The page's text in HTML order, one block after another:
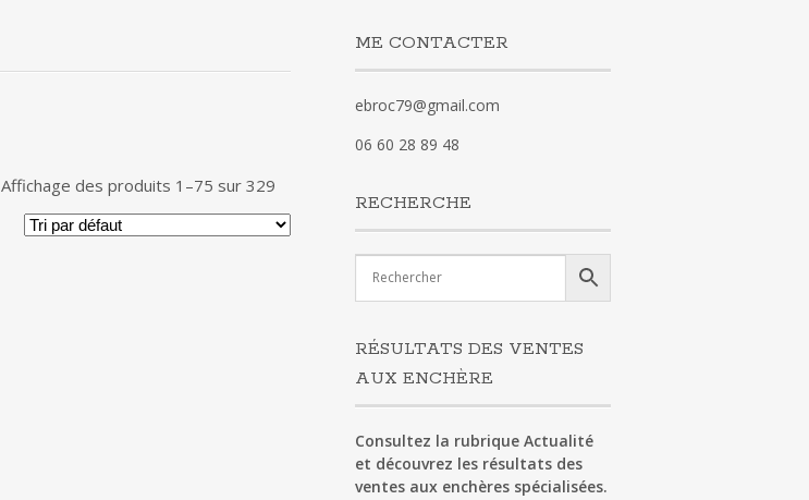
Affichage des produits 1–75 sur 329
ME CONTACTER
ebroc79@gmail.com
06 60 28 89 48
RECHERCHE
RÉSULTATS DES VENTES
AUX ENCHÈRE
Consultez la rubrique Actualité
et découvrez les résultats des
ventes aux enchères spécialisées.